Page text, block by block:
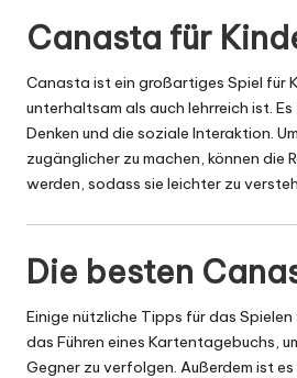
Canasta für
Canasta ist ein großartiges Spiel für
unterhaltsam als auch lehrreich ist.
Denken und die soziale Interaktion.
zugänglicher zu machen, können die
werden, sodass sie leichter zu
Die besten
Einige nützliche Tipps für das
das Führen eines Kartentagebuchs,
Gegner zu verfolgen. Außerdem ist